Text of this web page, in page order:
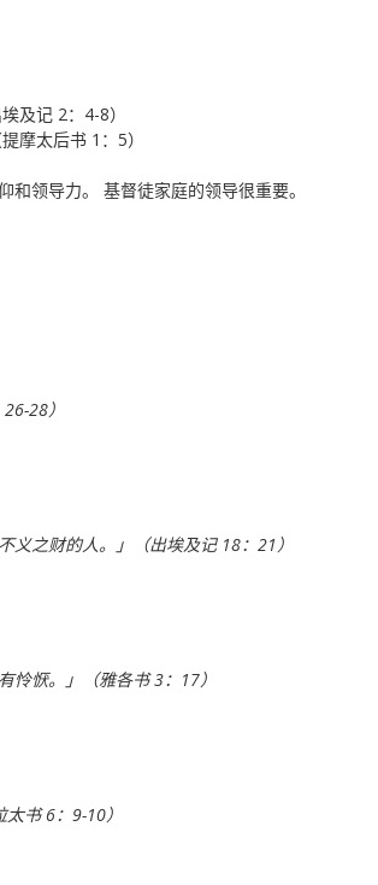
及记 2：4-8）
摩太后书 1：5）
领导力。 基督徒家庭的领导很重要。
28）
义之财的人。」（出埃及记 18：21）
怜恹。」（雅各书 3：17）
书 6：9-10）